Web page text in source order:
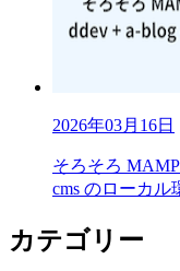
2026年03月16日
そろそろ
cms のローカル
カテゴリー